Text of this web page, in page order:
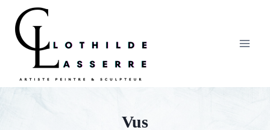
contenu
Vus